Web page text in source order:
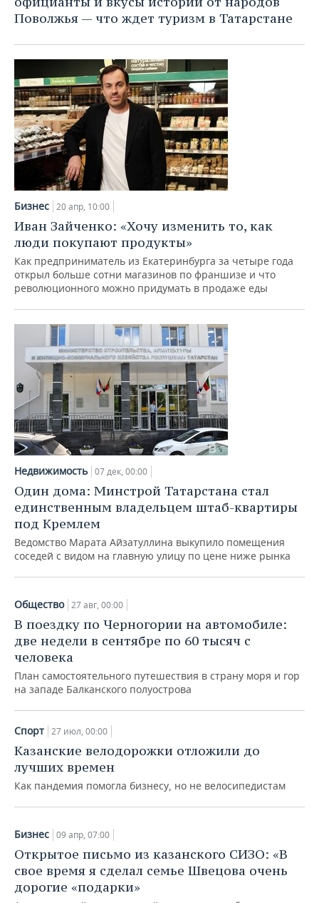
Поволжья — что ждет туризм в Татарстане
Бизнес 20 апр, 10:00
Иван Зайченко: «Хочу изменить то, как
люди покупают продукты»
Как предприниматель из Екатеринбурга за четыре года
открыл больше сотни магазинов по франшизе и что
революционного можно придумать в продаже еды
Недвижимость 07 дек, 00:00
Один дома: Минстрой Татарстана стал
единственным владельцем штаб-квартиры
под Кремлем
Ведомство Марата Айзатуллина выкупило помещения
соседей с видом на главную улицу по цене ниже рынка
Общество 27 авг, 00:00
В поездку по Черногории на автомобиле:
две недели в сентябре по 60 тысяч с
человека
План самостоятельного путешествия в страну моря и гор
на западе Балканского полуострова
Спорт 27 июл, 00:00
Казанские велодорожки отложили до
лучших времен
Как пандемия помогла бизнесу, но не велосипедистам
Бизнес 09 апр, 07:00
Открытое письмо из казанского СИЗО: «В
свое время я сделал семье Швецова очень
дорогие «подарки»